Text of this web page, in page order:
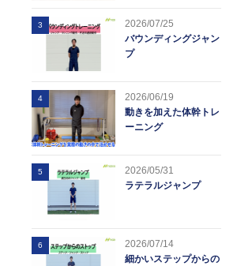
3
2026/07/25
バウンディングジャン
プ
4
2026/06/19
動きを加えた体幹トレ
ーニング
5
2026/05/31
ラテラルジャンプ
6
2026/07/14
細かいステップからの